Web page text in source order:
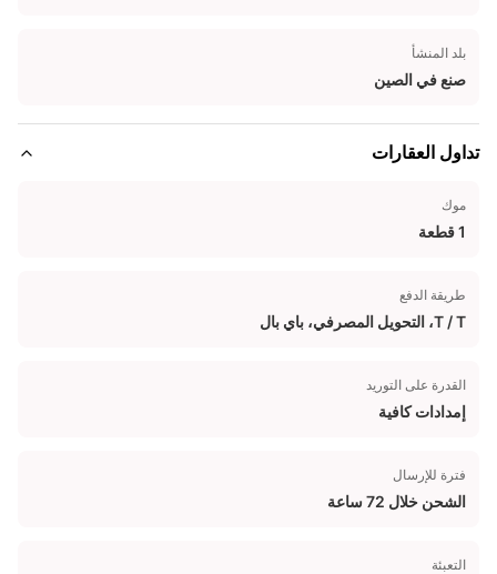
بلد المنشأ
صنع في الصين
تداول العقارات
موك
1 قطعة
طريقة الدفع
T / T، التحويل المصرفي، باي بال
القدرة على التوريد
إمدادات كافية
فترة للإرسال
الشحن خلال 72 ساعة
التعبئة